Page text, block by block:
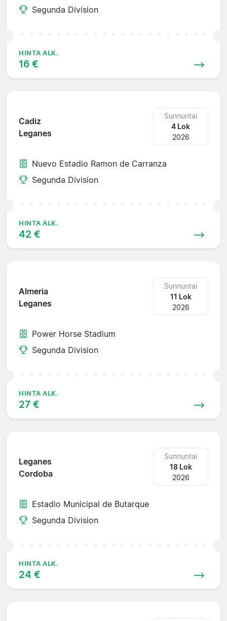
Segunda Division
HINTA ALK.
16 €
Cadiz
Leganes
Sunnuntai
4 Lok
2026
Nuevo Estadio Ramon de Carranza
Segunda Division
HINTA ALK.
42 €
Almeria
Leganes
Sunnuntai
11 Lok
2026
Power Horse Stadium
Segunda Division
HINTA ALK.
27 €
Leganes
Cordoba
Sunnuntai
18 Lok
2026
Estadio Municipal de Butarque
Segunda Division
HINTA ALK.
24 €